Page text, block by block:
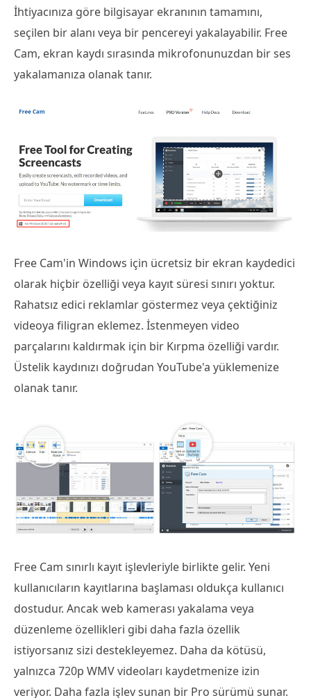
İhtiyacınıza göre bilgisayar ekranının tamamını,
seçilen bir alanı veya bir pencereyi yakalayabilir. Free
Cam, ekran kaydı sırasında mikrofonunuzdan bir ses
yakalamanıza olanak tanır.
Free Cam'in Windows için ücretsiz bir ekran kaydedici
olarak hiçbir özelliği veya kayıt süresi sınırı yoktur.
Rahatsız edici reklamlar göstermez veya çektiğiniz
videoya filigran eklemez. İstenmeyen video
parçalarını kaldırmak için bir Kırpma özelliği vardır.
Üstelik kaydınızı doğrudan YouTube'a yüklemenize
olanak tanır.
Free Cam sınırlı kayıt işlevleriyle birlikte gelir. Yeni
kullanıcıların kayıtlarına başlaması oldukça kullanıcı
dostudur. Ancak web kamerası yakalama veya
düzenleme özellikleri gibi daha fazla özellik
istiyorsanız sizi destekleyemez. Daha da kötüsü,
yalnızca 720p WMV videoları kaydetmenize izin
veriyor. Daha fazla işlev sunan bir Pro sürümü sunar.